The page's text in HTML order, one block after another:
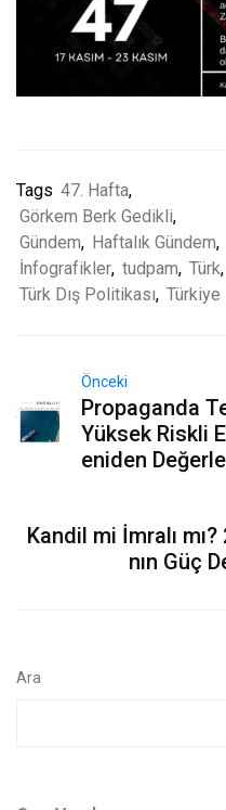
Tags 47. Hafta,
Görkem Berk Gedikli,
Gündem, Haftalık Gündem,
İnfografikler, tudpam, Türk,
Türk Dış Politikası, Türkiye
Önceki
Propaganda
Yüksek Riskli
eniden
Kandil mi İmralı mı?
nın Güç
Ara